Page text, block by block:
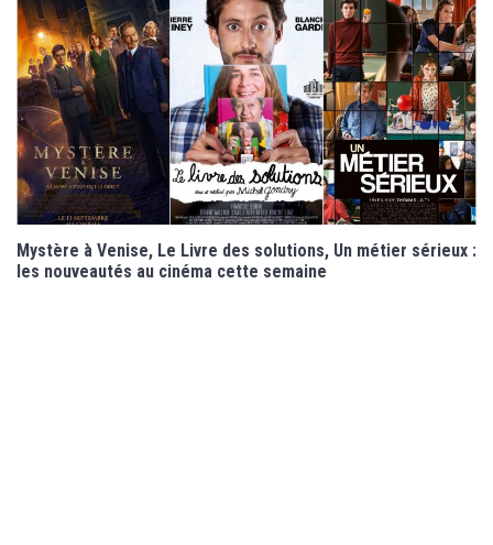
Mystère à Venise, Le Livre des solutions, Un métier sérieux :
les nouveautés au cinéma cette semaine